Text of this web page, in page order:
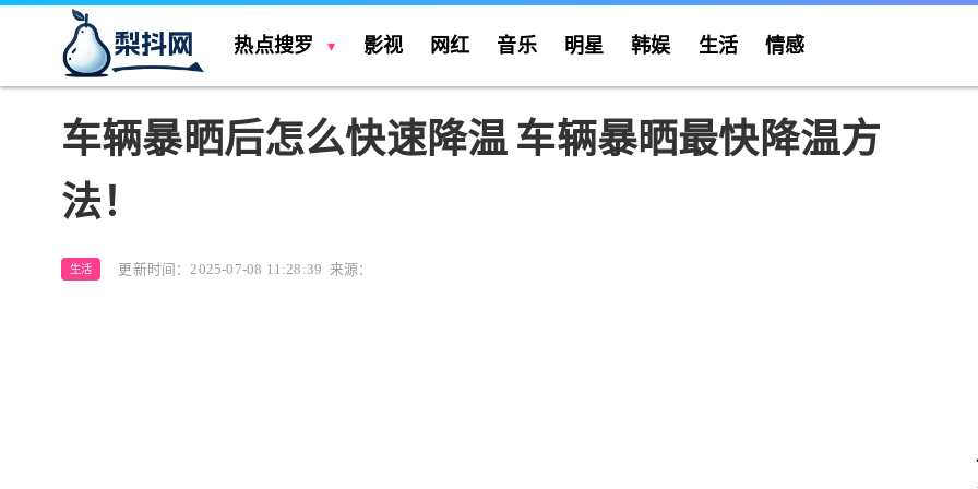
热点搜罗 影视 网红 音乐 明星 韩娱 生活 情感
车辆暴晒后怎么快速降温 车辆暴晒最快降温方
法！
生活 更新时间：2025-07-08 11:28:39 来源：